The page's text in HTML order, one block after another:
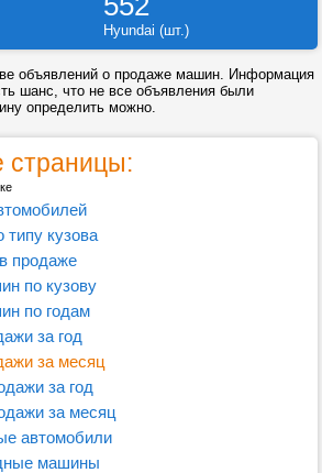
Hyundai (шт.)
объявлений о продаже машин. Информация
шанс, что не все объявления были
определить можно.
страницы:
кузова
продаже
по кузову
по годам
за год
за месяц
за год
за месяц
автомобили
машины